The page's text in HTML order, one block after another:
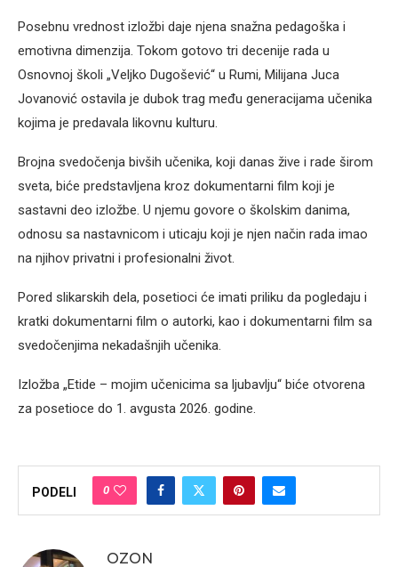
Posebnu vrednost izložbi daje njena snažna pedagoška i
emotivna dimenzija. Tokom gotovo tri decenije rada u
Osnovnoj školi „Veljko Dugošević“ u Rumi, Milijana Juca
Jovanović ostavila je dubok trag među generacijama učenika
kojima je predavala likovnu kulturu.
Brojna svedočenja bivših učenika, koji danas žive i rade širom
sveta, biće predstavljena kroz dokumentarni film koji je
sastavni deo izložbe. U njemu govore o školskim danima,
odnosu sa nastavnicom i uticaju koji je njen način rada imao
na njihov privatni i profesionalni život.
Pored slikarskih dela, posetioci će imati priliku da pogledaju i
kratki dokumentarni film o autorki, kao i dokumentarni film sa
svedočenjima nekadašnjih učenika.
Izložba „Etide – mojim učenicima sa ljubavlju“ biće otvorena
za posetioce do 1. avgusta 2026. godine.
PODELI 0
OZON